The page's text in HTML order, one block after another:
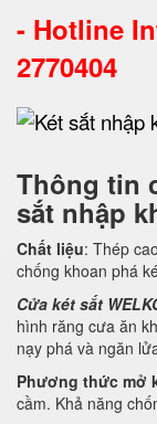
- Hotline
2770404
Thông tin
sắt nhập
Chất liệu: Thép
chống khoan phá
Cửa két sắt
hình răng cưa ăn
nạy phá và ngăn
Phương thức mở
cầm. Khả năng